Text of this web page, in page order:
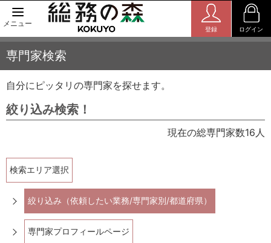
メニュー
登録 ログイン
専門家検索
自分にピッタリの専門家を探せます。
絞り込み検索！
現在の総専門家数16人
検索エリア選択
絞り込み（依頼したい業務/専門家別/都道府県）
専門家プロフィールページ